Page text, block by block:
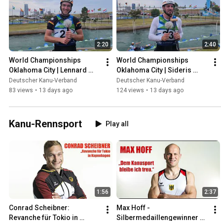
2:20
World Championships
Oklahoma City | Lennard
Tuchscherer | Canoe Slalom
Deutscher Kanu-Verband
83 views • 13 days ago
2:40
World Championships
Oklahoma City | Sideris
Tasiadis | Canoe Slalom
Deutscher Kanu-Verband
124 views • 13 days ago
Kanu-Rennsport Play all
1:56
Conrad Scheibner:
Revanche für Tokio in
2:37
Max Hoff -
Silbermedaillengewinner